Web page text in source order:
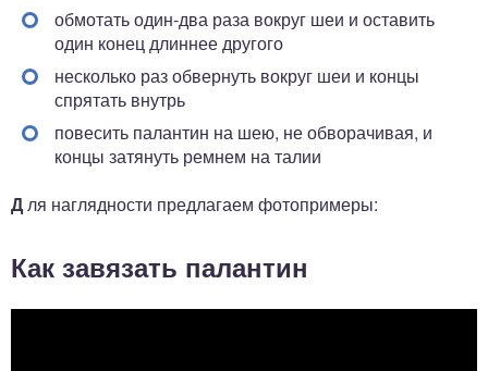
обмотать один-два раза вокруг шеи и оставить
один конец длиннее другого
несколько раз обвернуть вокруг шеи и концы
спрятать внутрь
повесить палантин на шею, не обворачивая, и
концы затянуть ремнем на талии
Для наглядности предлагаем фотопримеры:
Как завязать палантин